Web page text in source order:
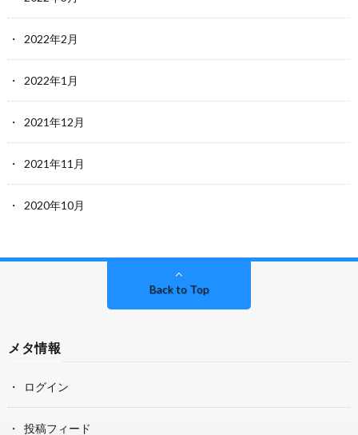
2022年2月
2022年1月
2021年12月
2021年11月
2020年10月
Back to Top
メタ情報
ログイン
投稿フィード